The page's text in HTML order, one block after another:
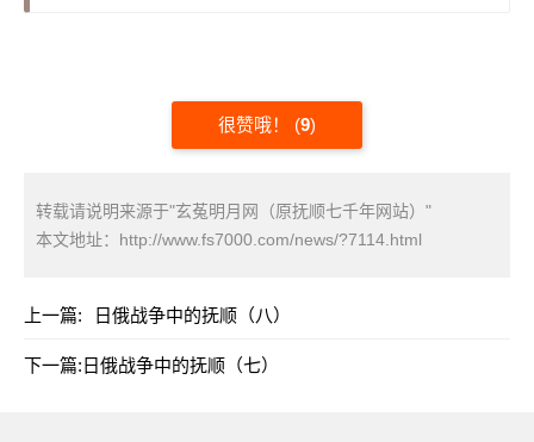
很赞哦！ (9)
转载请说明来源于"玄菟明月网（原抚顺七千年网站）"
本文地址： http://www.fs7000.com/news/?7114.html
上一篇: 日俄战争中的抚顺（八）
下一篇: 日俄战争中的抚顺（七）